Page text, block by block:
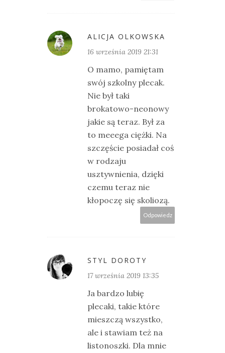
ALICJA OLKOWSKA
16 września 2019 21:31
O mamo, pamiętam
swój szkolny plecak.
Nie był taki
brokatowo-neonowy
jakie są teraz. Był za
to meeega ciężki. Na
szczęście posiadał coś
w rodzaju
usztywnienia, dzięki
czemu teraz nie
kłopoczę się skoliozą.
Odpowiedz
STYL DOROTY
17 września 2019 13:35
Ja bardzo lubię
plecaki, takie które
mieszczą wszystko,
ale i stawiam też na
listonoszki. Dla mnie